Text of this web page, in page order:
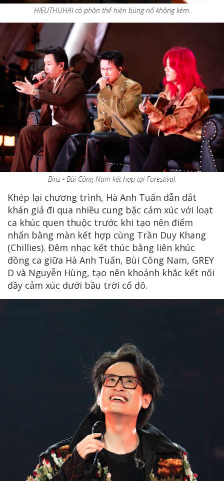
HIEUTHUHAI có phần thể hiện bùng nổ không kém.
Binz - Bùi Công Nam kết hợp tại Forestival.
Khép lại chương trình, Hà Anh Tuấn dẫn dắt
khán giả đi qua nhiều cung bậc cảm xúc với loạt
ca khúc quen thuộc trước khi tạo nên điểm
nhấn bằng màn kết hợp cùng Trần Duy Khang
(Chillies). Đêm nhạc kết thúc bằng liên khúc
đồng ca giữa Hà Anh Tuấn, Bùi Công Nam, GREY
D và Nguyễn Hùng, tạo nên khoảnh khắc kết nối
đầy cảm xúc dưới bầu trời cố đô.